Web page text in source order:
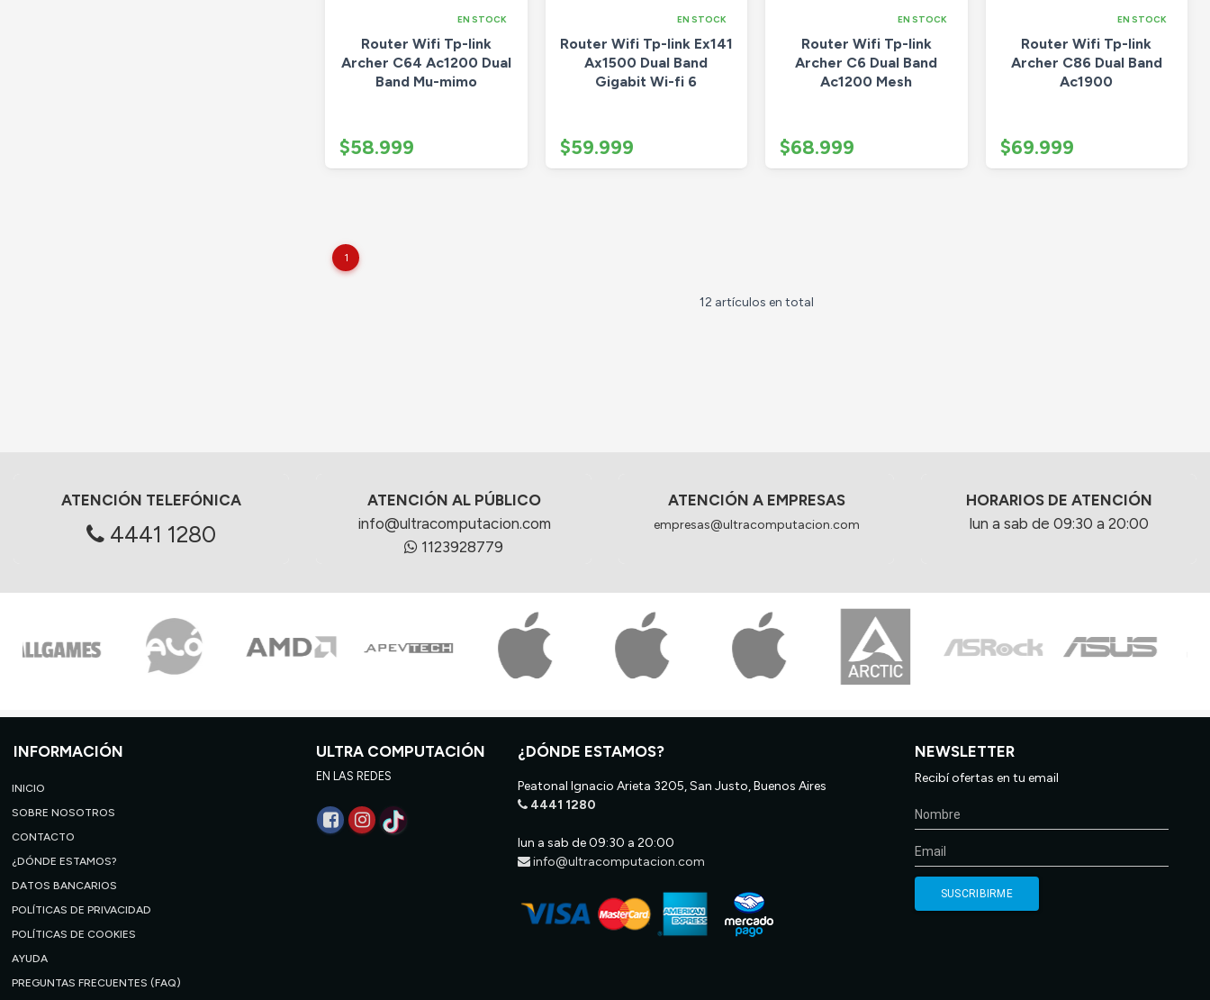
EN STOCK
Router Wifi Tp-link
Archer C64 Ac1200 Dual
Band Mu-mimo
$58.999
EN STOCK
Router Wifi Tp-link Ex141
Ax1500 Dual Band
Gigabit Wi-fi 6
$59.999
EN STOCK
Router Wifi Tp-link
Archer C6 Dual Band
Ac1200 Mesh
$68.999
EN STOCK
Router Wifi Tp-link
Archer C86 Dual Band
Ac1900
$69.999
1
12 artículos en total
ATENCIÓN TELEFÓNICA
4441 1280
ATENCIÓN AL PÚBLICO
info@ultracomputacion.com
1123928779
ATENCIÓN A EMPRESAS
empresas@ultracomputacion.com
HORARIOS DE ATENCIÓN
lun a sab de 09:30 a 20:00
INFORMACIÓN
INICIO
SOBRE NOSOTROS
CONTACTO
¿DÓNDE ESTAMOS?
DATOS BANCARIOS
POLÍTICAS DE PRIVACIDAD
POLÍTICAS DE COOKIES
AYUDA
PREGUNTAS FRECUENTES (FAQ)
ULTRA COMPUTACIÓN
EN LAS REDES
¿DÓNDE ESTAMOS?
Peatonal Ignacio Arieta 3205, San Justo, Buenos Aires
4441 1280
lun a sab de 09:30 a 20:00
info@ultracomputacion.com
NEWSLETTER
Recibí ofertas en tu email